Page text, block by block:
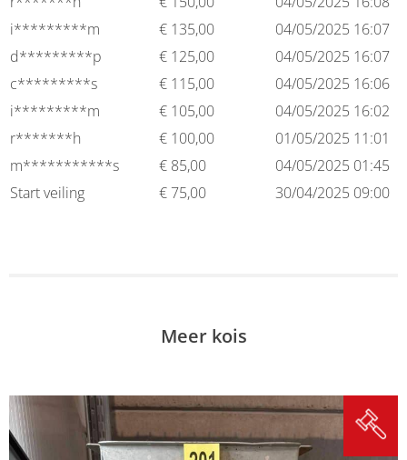
i*********m
€ 135,00
04/05/2025 16:07
d*********p
€ 125,00
04/05/2025 16:07
c*********s
€ 115,00
04/05/2025 16:06
i*********m
€ 105,00
04/05/2025 16:02
r*******h
€ 100,00
01/05/2025 11:01
m***********s
€ 85,00
04/05/2025 01:45
Start veiling
€ 75,00 30/04/2025 09:00
Meer kois